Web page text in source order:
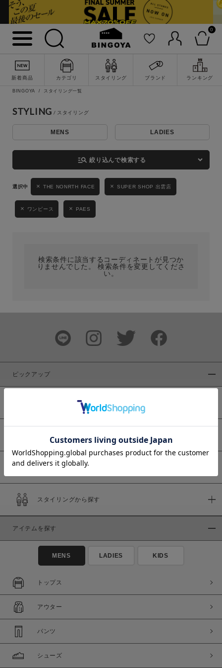
0
新着商品 カテゴリ スタイリング ブランド ランキング
詳細検索
キーワード
性別
MENS LADIES KIDS
ブランド
商品タイプ
通常商品
セール価格
在庫
在庫あり
BINGOYA スタイリング一覧
STYLING
MENS LADIES
manage_search 絞り込んで検索する
THE NONRTH FACE SUPER SHOP 出雲店
ワンピース PAES
検索条件に該当するコーディネートが見つか
りませんでした。 検索条件を変更してくださ
い。
ピックアップ
予約商品
スタイリングから探す
アイテムを探す
MENS LADIES KIDS
トップス
アウター
パンツ
シューズ